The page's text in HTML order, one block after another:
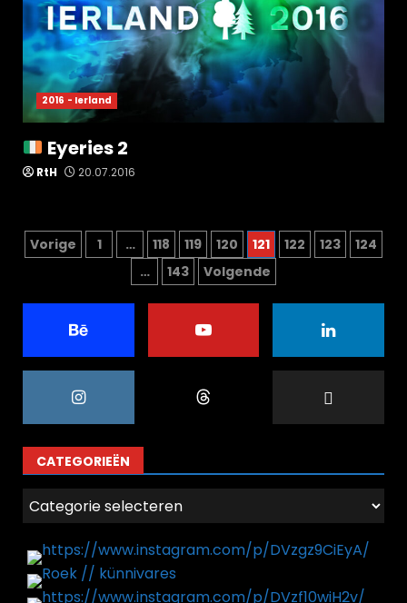
2016 - Ierland
Eyeries 2
RtH 20.07.2016
Berichten
paginering
Vorige 1 … 118 119 120 121 122 123
124
…
143 Volgende
CATEGORIEËN
Categorieën